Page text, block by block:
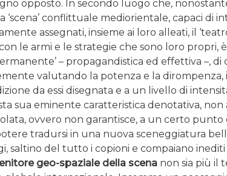
opposto. In secondo luogo che,
‘scena’ conflittuale mediorientale, capaci di
assegnati, insieme ai loro alleati, il
le armi e le strategie che sono loro propri,
– propagandistica ed effettiva –, di
valutando la potenza e la dirompenza,
da essi disegnata e a un livello di
sua eminente caratteristica denotativa, non
ovvero non garantisce, a un certo punto
tradursi in una nuova sceneggiatura
saltino del tutto i copioni e compaiano inediti
geo-spaziale della scena non sia più il